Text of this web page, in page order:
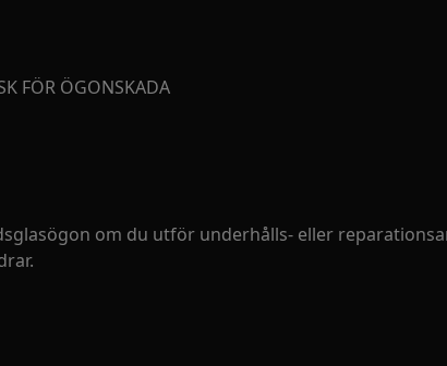
FÖR ÖGONSKADA
om du utför underhålls- eller